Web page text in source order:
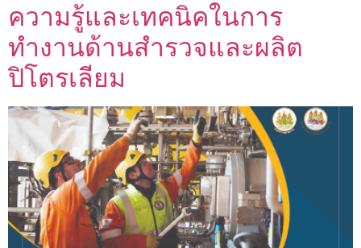
ความรู้และเทคนิคในการ
ทำงานด้านสำรวจและผลิต
ปิโตรเลียม